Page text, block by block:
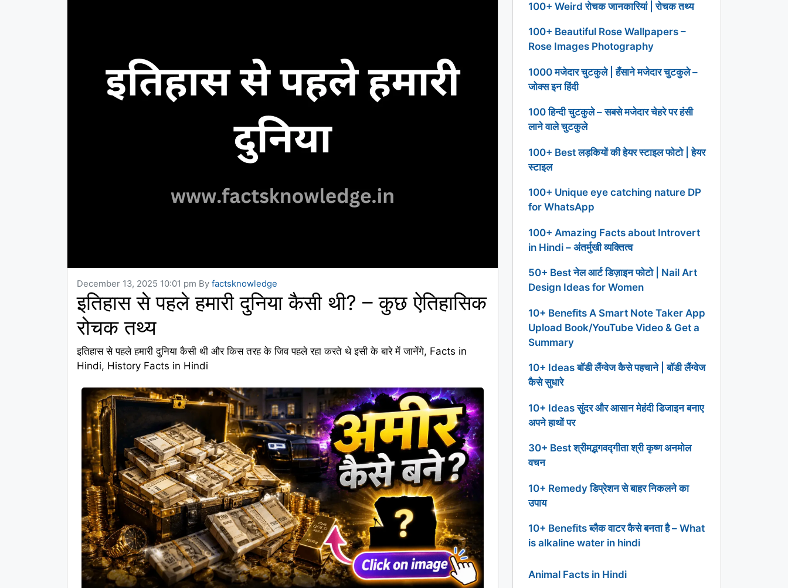
December 13, 2025 10:01 pm By factsknowledge
इतिहास से पहले हमारी दुनिया कैसी थी? – कुछ ऐतिहासिक
रोचक तथ्य
इतिहास से पहले हमारी दुनिया कैसी थी और किस तरह के जिव पहले रहा करते थे इसी के बारे में जानेंगे, Facts in
Hindi, History Facts in Hindi
100+ Weird रोचक जानकारियां | रोचक तथ्य
100+ Beautiful Rose Wallpapers –
Rose Images Photography
1000 मजेदार चुटकुले | हँसाने मजेदार चुटकुले –
जोक्स इन हिंदी
100 हिन्दी चुटकुले – सबसे मजेदार चेहरे पर हंसी
लाने वाले चुटकुले
100+ Best लड़कियों की हेयर स्टाइल फोटो | हेयर
स्टाइल
100+ Unique eye catching nature DP
for WhatsApp
100+ Amazing Facts about Introvert
in Hindi – अंतर्मुखी व्यक्तित्व
50+ Best नेल आर्ट डिज़ाइन फोटो | Nail Art
Design Ideas for Women
10+ Benefits A Smart Note Taker App
Upload Book/YouTube Video & Get a
Summary
10+ Ideas बॉडी लैंग्वेज कैसे पहचाने | बॉडी लैंग्वेज
कैसे सुधारे
10+ Ideas सुंदर और आसान मेहंदी डिजाइन बनाए
अपने हाथों पर
30+ Best श्रीमद्भगवद्गीता श्री कृष्ण अनमोल
वचन
10+ Remedy डिप्रेशन से बाहर निकलने का
उपाय
10+ Benefits ब्लैक वाटर कैसे बनता है – What
is alkaline water in hindi
Animal Facts in Hindi